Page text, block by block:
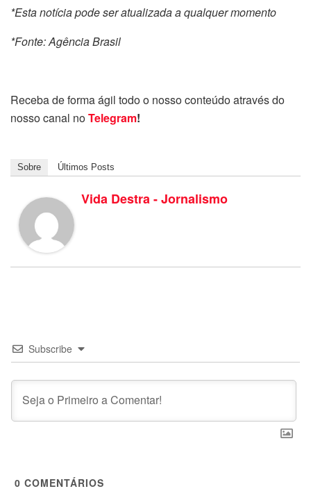
*Esta notícia pode ser atualizada a qualquer momento
*Fonte: Agência Brasil
Receba de forma ágil todo o nosso conteúdo através do
nosso canal noTelegram!
Sobre Últimos Posts
Vida Destra - Jornalismo
Subscribe
0 COMENTÁRIOS